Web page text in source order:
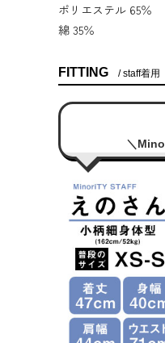
ポリエステル 65％
綿 35％
FITTING staff着用